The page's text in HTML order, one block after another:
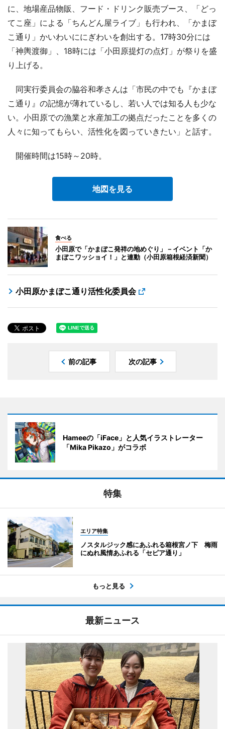
に、地場産品物販、フード・ドリンク販売ブース、「どっ
てこ座」による「ちんどん屋ライブ」も行われ、「かまぼ
こ通り」かいわいににぎわいを創出する。17時30分には
「神輿渡御」、18時には「小田原提灯の点灯」が祭りを盛
り上げる。
同実行委員会の脇谷和孝さんは「市民の中でも『かまぼ
こ通り』の記憶が薄れているし、若い人では知る人も少な
い。小田原での漁業と水産加工の拠点だったことを多くの
人々に知ってもらい、活性化を図っていきたい」と話す。
開催時間は15時～20時。
地図を見る
食べる
小田原で「かまぼこ発祥の地めぐり」－イベント「か
まぼこワッショイ！」と連動（小田原箱根経済新聞）
小田原かまぼこ通り活性化委員会
前の記事 次の記事
Hameeの「iFace」と人気イラストレーター
「Mika Pikazo」がコラボ
特集
エリア特集
ノスタルジック感にあふれる箱根宮ノ下 梅雨
にぬれ風情あふれる「セピア通り」
もっと見る
最新ニュース